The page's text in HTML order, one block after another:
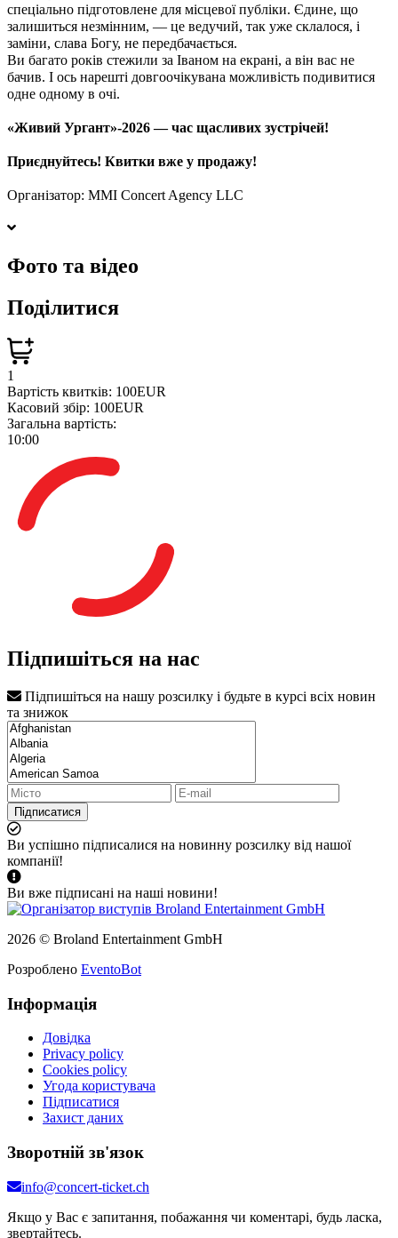
спеціально підготовлене для місцевої публіки. Єдине, що
залишиться незмінним, — це ведучий, так уже склалося, і
заміни, слава Богу, не передбачається.
Ви багато років стежили за Іваном на екрані, а він вас не
бачив. І ось нарешті довгоочікувана можливість подивитися
одне одному в очі.
«Живий Ургант»-2026 — час щасливих зустрічей!
Приєднуйтесь! Квитки вже у продажу!
Організатор: MMI Concert Agency LLC
Фото та відео
Поділитися
1
Вартість квитків: 100EUR
Касовий збір: 100EUR
Загальна вартість:
10:00
Підпишіться на нас
Підпишіться на нашу розсилку і будьте в курсі всіх новин
та знижок
Підписатися
Ви успішно підписалися на новинну розсилку від нашої
компанії!
Ви вже підписані на наші новини!
2026 © Broland Entertainment GmbH
Розроблено EventoBot
Інформація
Довідка
Privacy policy
Cookies policy
Угода користувача
Підписатися
Захист даних
Зворотній зв'язок
info@concert-ticket.ch
Якщо у Вас є запитання, побажання чи коментарі, будь ласка,
звертайтесь.